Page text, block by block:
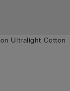
Ultralight Cotton